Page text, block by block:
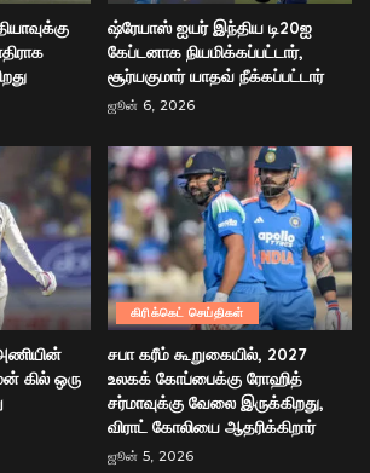
ஷ்ரேயாஸ் ஐயர் இந்திய டி20ஐ
கேப்டனாக நியமிக்கப்பட்டார்,
சூர்யகுமார் யாதவ் நீக்கப்பட்டார்
ஜூன் 6, 2026
கில் ஒரு
கிரிக்கெட் செய்திகள்
சபா கரீம் கூறுகையில், 2027
உலகக் கோப்பைக்கு ரோஹித்
சர்மாவுக்கு வேலை இருக்கிறது,
விராட் கோலியை ஆதரிக்கிறார்
ஜூன் 5, 2026